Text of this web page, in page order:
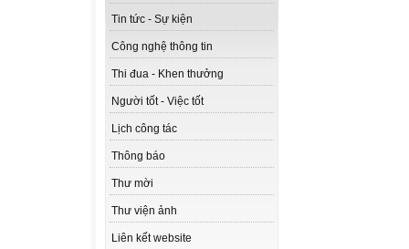
Tin tức - Sự kiện
Công nghệ thông tin
Thi đua - Khen thưởng
Người tốt - Việc tốt
Lịch công tác
Thông báo
Thư mời
Thư viện ảnh
Liên kết website